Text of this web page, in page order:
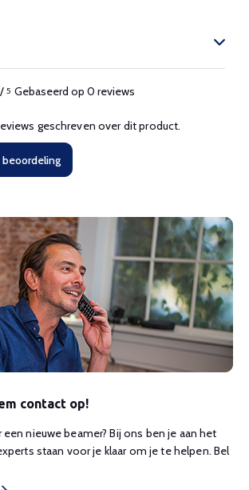
/ 5 Gebaseerd op 0 reviews
geschreven over dit product.
contact op!
nieuwe beamer? Bij ons ben je aan het
staan voor je klaar om je te helpen. Bel